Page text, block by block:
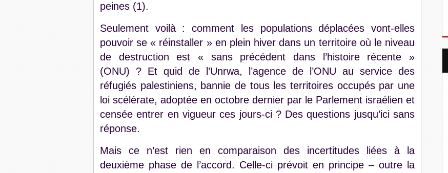
peines (1).
Seulement voilà : comment les populations déplacées vont-elles
pouvoir se « réinstaller » en plein hiver dans un territoire où le niveau
de destruction est « sans précédent dans l’histoire récente »
(ONU) ? Et quid de l’Unrwa, l’agence de l’ONU au service des
réfugiés palestiniens, bannie de tous les territoires occupés par une
loi scélérate, adoptée en octobre dernier par le Parlement israélien et
censée entrer en vigueur ces jours-ci ? Des questions jusqu’ici sans
réponse.
Mais ce n’est rien en comparaison des incertitudes liées à la
deuxième phase de l’accord. Celle-ci prévoit en principe – outre la